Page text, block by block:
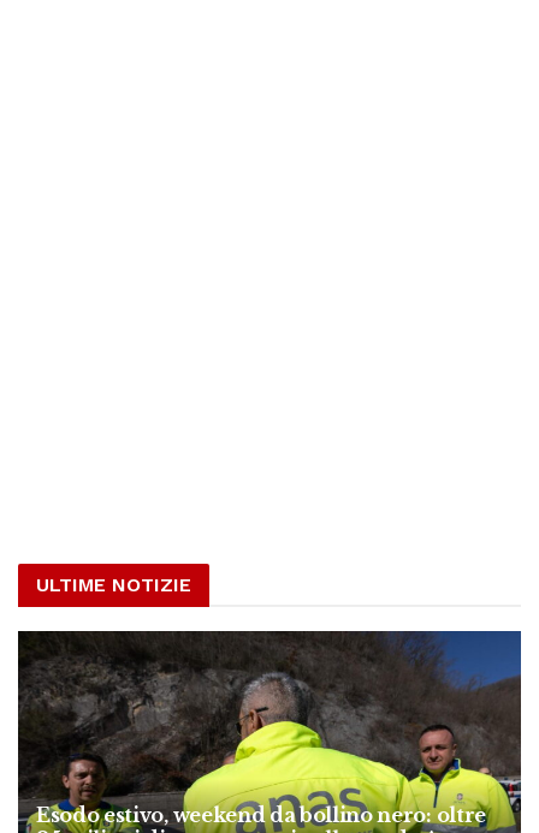
ULTIME NOTIZIE
Esodo estivo, weekend da bollino nero: oltre